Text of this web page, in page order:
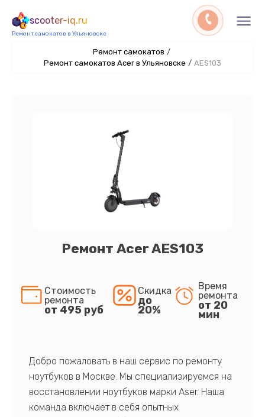
scooter-iq.ru
Ремонт самокатов в Ульяновске
Ремонт самокатов /
Ремонт самокатов Acer в Ульяновске / AES103
Ремонт Acer AES103
Стоимость
ремонта
от 495 руб
Скидка
до
20%
Время
ремонта
от 20
мин
Добро пожаловать в наш сервис по ремонту
ноутбуков в Москве. Мы специализируемся на
восстановлении ноутбуков марки Aser. Наша
команда включает в себя опытных